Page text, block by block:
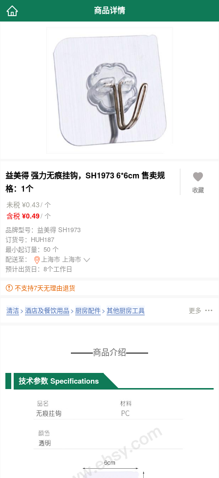
商品详情
益美得 强力无痕挂钩，SH1973 6*6cm 售卖规
格：1个
收藏
未税 ¥0.43/ 个
含税 ¥0.49/ 个
品牌型号： 益美得 SH1973
订货号： HUH187
最小起订量： 50 个
配送至：
上海市 上海市
预计出货日：8个工作日
不支持7天无理由退货
清洁> 酒店及餐饮用品 > 厨房配件> 其他厨房工具 更多
商品介绍
技术参数 Specifications